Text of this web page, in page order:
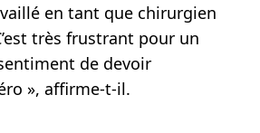
en tant que chirurgien
très frustrant pour un
de devoir
», affirme-t-il.